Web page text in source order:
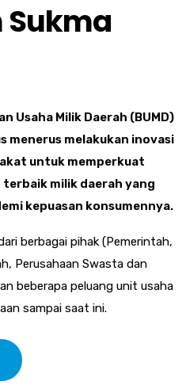
Sukma
Usaha Milik Daerah (BUMD)
menerus melakukan inovasi
untuk memperkuat
terbaik milik daerah yang
kepuasan konsumennya.
berbagai pihak (Pemerintah,
Perusahaan Swasta dan
beberapa peluang unit usaha
sampai saat ini.